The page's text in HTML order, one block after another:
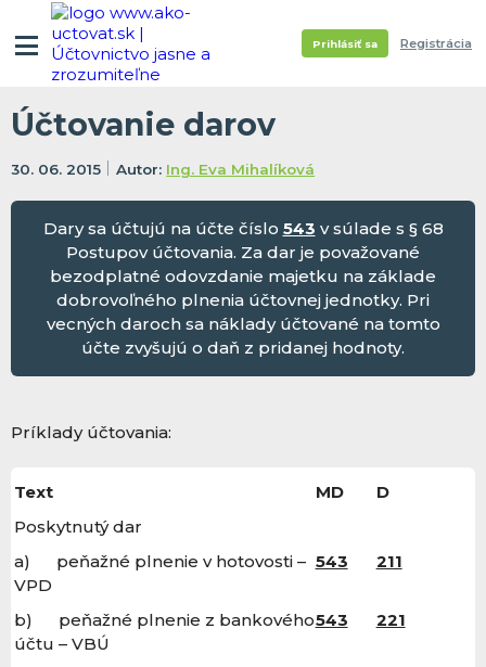
Prihlásiť sa Registrácia
Účtovanie darov
30. 06. 2015 Ing. Eva Mihalíková
Dary sa účtujú na účte číslo 543 v súlade s § 68
Postupov účtovania. Za dar je považované
bezodplatné odovzdanie majetku na základe
dobrovoľného plnenia účtovnej jednotky. Pri
vecných daroch sa náklady účtované na tomto
účte zvyšujú o daň z pridanej hodnoty.
Príklady účtovania:
Text MD
D
Poskytnutý dar
a) peňažné plnenie v hotovosti –
VPD
543 211
b) peňažné plnenie z bankového
účtu – VBÚ
543 221